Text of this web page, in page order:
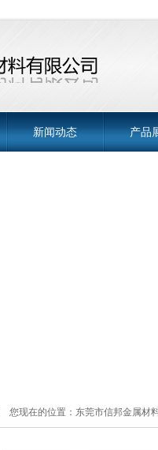
新闻动态 产品
您现在的位置： 东莞市信邦金属材